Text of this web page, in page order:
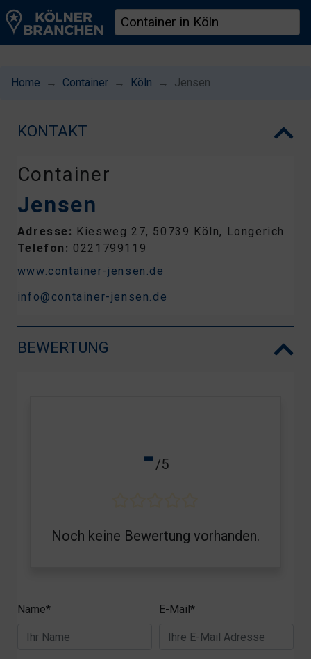
Home Container Köln Jensen
KONTAKT
Container
Jensen
Adresse: Kiesweg 27, 50739 Köln, Longerich
Telefon: 0221799119
www.container-jensen.de
info@container-jensen.de
BEWERTUNG
-/5
Noch keine Bewertung vorhanden.
Name* E-Mail*